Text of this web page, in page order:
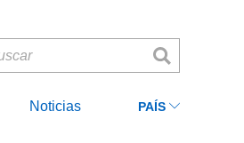
SESIÓN
Noticias PAÍS
Colombia
Peru
ASIA